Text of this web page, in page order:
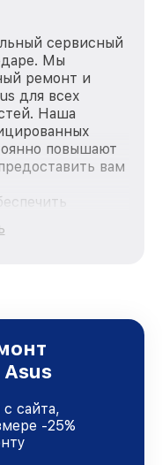
сервисный
Мы
ремонт и
для всех
Наша
повышают
вам
для
Asus, вне
уровень
клиентов.
сайта,
-25%